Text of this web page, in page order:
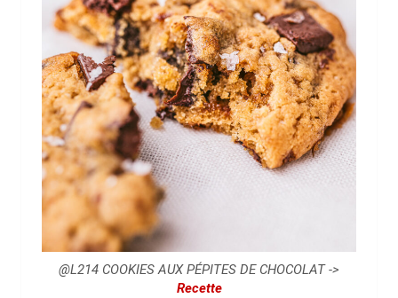
@L214 COOKIES AUX PÉPITES DE CHOCOLAT ->
Recette